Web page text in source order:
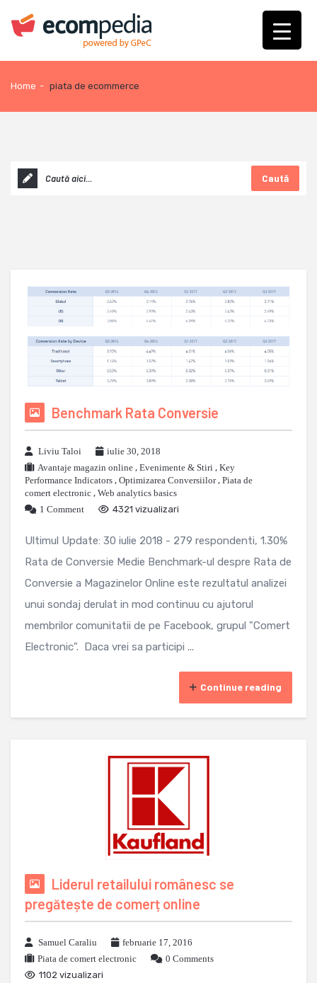
Home - piata de ecommerce
Caută
Benchmark Rata Conversie
Liviu Taloi
iulie 30, 2018
Avantaje magazin online , Evenimente & Stiri , Key
Performance Indicators , Optimizarea Conversiilor, Piata de
comert electronic , Web analytics basics
1 Comment
4321 vizualizari
Ultimul Update: 30 iulie 2018 - 279 respondenti, 1.30%
Rata de Conversie Medie Benchmark-ul despre Rata de
Conversie a Magazinelor Online este rezultatul analizei
unui sondaj derulat in mod continuu cu ajutorul
membrilor comunitatii de pe Facebook, grupul "Comert
Electronic". Daca vrei sa participi ...
Continue reading
Liderul retailului românesc se
pregătește de comerț online
Samuel Caraliu
februarie 17, 2016
Piata de comert electronic
0 Comments
1102 vizualizari